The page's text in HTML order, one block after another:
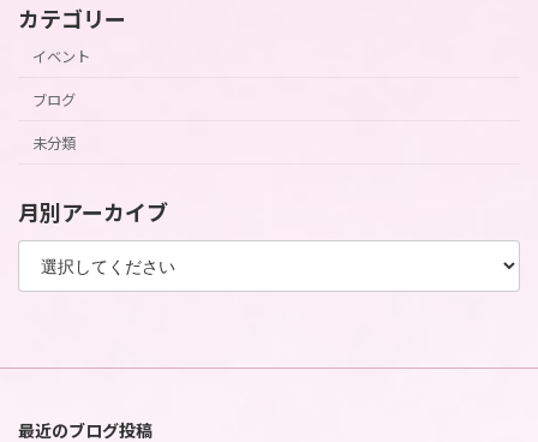
カテゴリー
イベント
ブログ
未分類
月別アーカイブ
最近のブログ投稿